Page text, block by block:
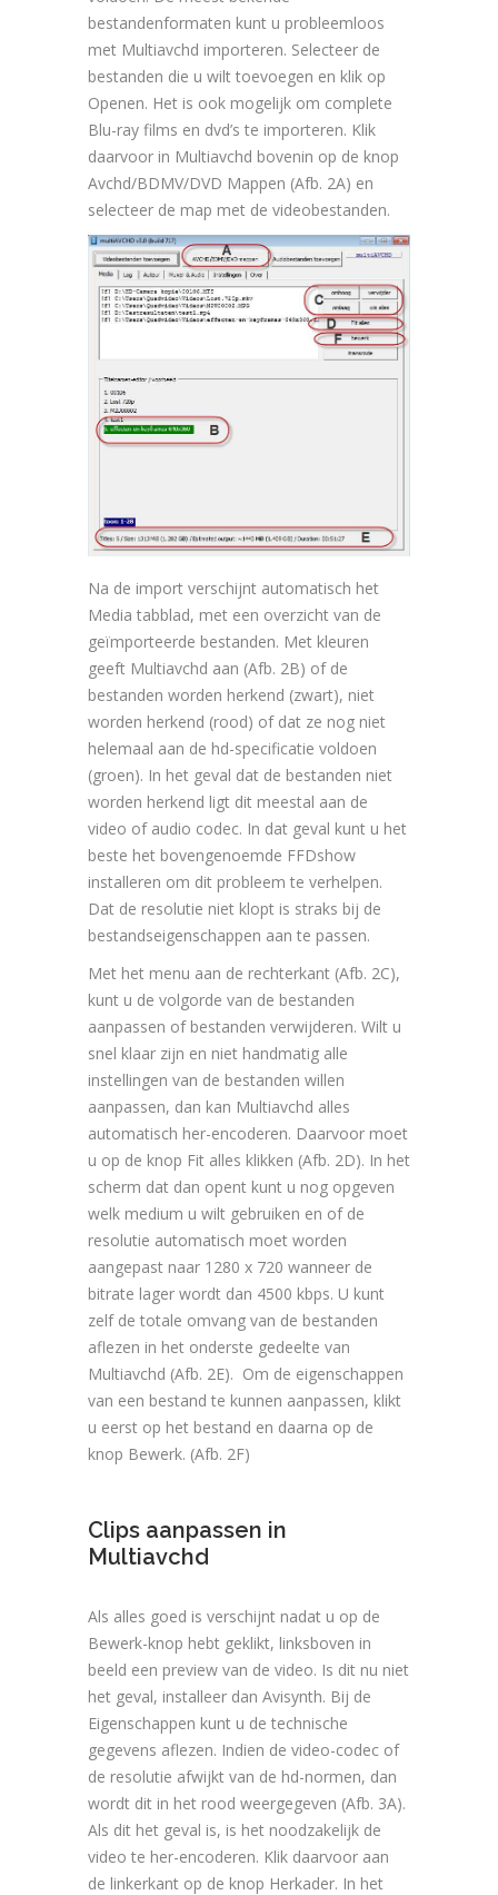
bestandenformaten kunt u probleemloos
met Multiavchd importeren. Selecteer de
bestanden die u wilt toevoegen en klik op
Openen. Het is ook mogelijk om complete
Blu-ray films en dvd’s te importeren. Klik
daarvoor in Multiavchd bovenin op de knop
Avchd/BDMV/DVD Mappen (Afb. 2A) en
selecteer de map met de videobestanden.
Na de import verschijnt automatisch het
Media tabblad, met een overzicht van de
geïmporteerde bestanden. Met kleuren
geeft Multiavchd aan (Afb. 2B) of de
bestanden worden herkend (zwart), niet
worden herkend (rood) of dat ze nog niet
helemaal aan de hd-specificatie voldoen
(groen). In het geval dat de bestanden niet
worden herkend ligt dit meestal aan de
video of audio codec. In dat geval kunt u het
beste het bovengenoemde FFDshow
installeren om dit probleem te verhelpen.
Dat de resolutie niet klopt is straks bij de
bestandseigenschappen aan te passen.
Met het menu aan de rechterkant (Afb. 2C),
kunt u de volgorde van de bestanden
aanpassen of bestanden verwijderen. Wilt u
snel klaar zijn en niet handmatig alle
instellingen van de bestanden willen
aanpassen, dan kan Multiavchd alles
automatisch her-encoderen. Daarvoor moet
u op de knop Fit alles klikken (Afb. 2D). In het
scherm dat dan opent kunt u nog opgeven
welk medium u wilt gebruiken en of de
resolutie automatisch moet worden
aangepast naar 1280 x 720 wanneer de
bitrate lager wordt dan 4500 kbps. U kunt
zelf de totale omvang van de bestanden
aflezen in het onderste gedeelte van
Multiavchd (Afb. 2E). Om de eigenschappen
van een bestand te kunnen aanpassen, klikt
u eerst op het bestand en daarna op de
knop Bewerk. (Afb. 2F)
Clips aanpassen in
Multiavchd
Als alles goed is verschijnt nadat u op de
Bewerk-knop hebt geklikt, linksboven in
beeld een preview van de video. Is dit nu niet
het geval, installeer dan Avisynth. Bij de
Eigenschappen kunt u de technische
gegevens aflezen. Indien de video-codec of
de resolutie afwijkt van de hd-normen, dan
wordt dit in het rood weergegeven (Afb. 3A).
Als dit het geval is, is het noodzakelijk de
video te her-encoderen. Klik daarvoor aan
de linkerkant op de knop Herkader. In het